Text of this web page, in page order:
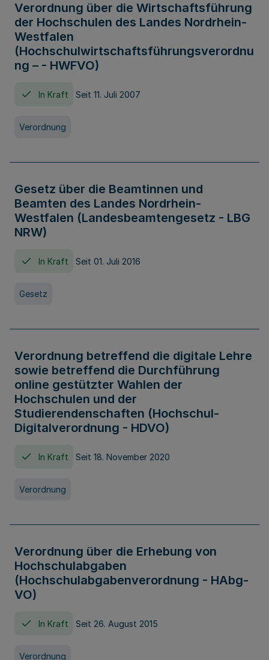
Verordnung über die Wirtschaftsführung
der Hochschulen des Landes Nordrhein-
Westfalen
(Hochschulwirtschaftsführungsverordnu
ng – - HWFVO)
In Kraft Seit 11. Juli 2007
Verordnung
Gesetz über die Beamtinnen und
Beamten des Landes Nordrhein-
Westfalen (Landesbeamtengesetz - LBG
NRW)
In Kraft Seit 01. Juli 2016
Gesetz
Verordnung betreffend die digitale Lehre
sowie betreffend die Durchführung
online gestützter Wahlen der
Hochschulen und der
Studierendenschaften (Hochschul-
Digitalverordnung - HDVO)
In Kraft Seit 18. November 2020
Verordnung
Verordnung über die Erhebung von
Hochschulabgaben
(Hochschulabgabenverordnung - HAbg-
VO)
In Kraft Seit 26. August 2015
Verordnung